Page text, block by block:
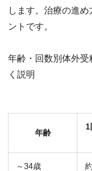
します。治療の進
ントです。
年齢・回数別体外
く説明
年齢
1
～34歳